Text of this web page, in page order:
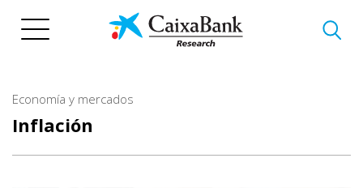
Economía y mercados
Inflación